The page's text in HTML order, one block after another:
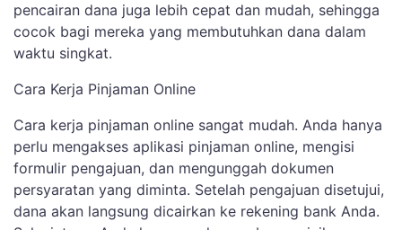
pencairan dana juga lebih cepat dan mudah, sehingga
cocok bagi mereka yang membutuhkan dana dalam
waktu singkat.
Cara Kerja Pinjaman Online
Cara kerja pinjaman online sangat mudah. Anda hanya
perlu mengakses aplikasi pinjaman online, mengisi
formulir pengajuan, dan mengunggah dokumen
persyaratan yang diminta. Setelah pengajuan disetujui,
dana akan langsung dicairkan ke rekening bank Anda.